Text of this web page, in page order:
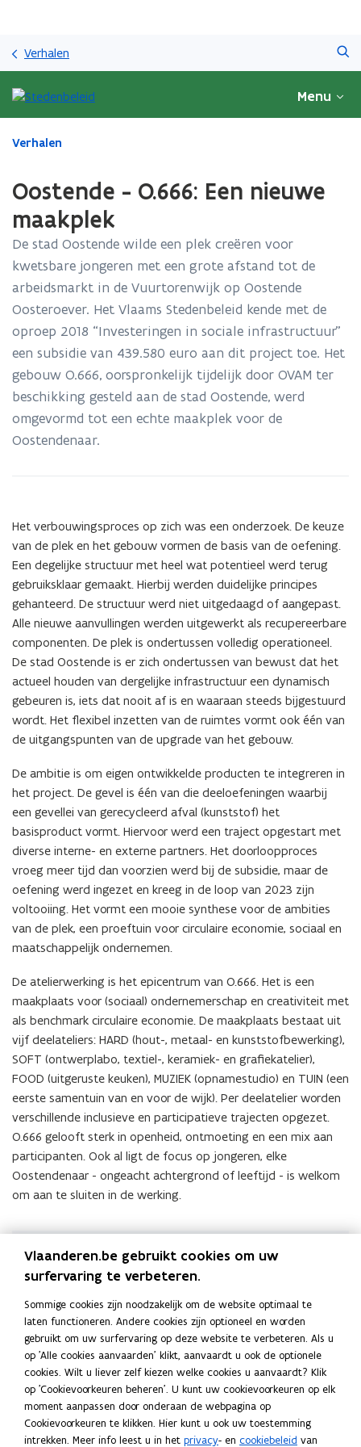
gaan
Verhalen
Menu
Gedaan
zich
op:
Oostende
O.666:
Een
nieuwe
Verhalen
Oostende - O.666: Een nieuwe
maakplek
De stad Oostende wilde een plek creëren voor
kwetsbare jongeren met een grote afstand tot de
arbeidsmarkt in de Vuurtorenwijk op Oostende
Oosteroever. Het Vlaams Stedenbeleid kende met de
oproep 2018 “Investeringen in sociale infrastructuur”
een subsidie van 439.580 euro aan dit project toe. Het
gebouw O.666, oorspronkelijk tijdelijk door OVAM ter
beschikking gesteld aan de stad Oostende, werd
omgevormd tot een echte maakplek voor de
Oostendenaar.
© tussengoed architectuur - stedenbouw
(Klik
op
voor
een
vergrote
weergave)
Het verbouwingsproces op zich was een onderzoek. De keuze
van de plek en het gebouw vormen de basis van de oefening.
Een degelijke structuur met heel wat potentieel werd terug
gebruiksklaar gemaakt. Hierbij werden duidelijke principes
gehanteerd. De structuur werd niet uitgedaagd of aangepast.
Alle nieuwe aanvullingen werden uitgewerkt als recupereerbare
componenten. De plek is ondertussen volledig operationeel.
De stad Oostende is er zich ondertussen van bewust dat het
actueel houden van dergelijke infrastructuur een dynamisch
gebeuren is, iets dat nooit af is en waaraan steeds bijgestuurd
wordt. Het flexibel inzetten van de ruimtes vormt ook één van
de uitgangspunten van de upgrade van het gebouw.
De ambitie is om eigen ontwikkelde producten te integreren in
het project. De gevel is één van die deeloefeningen waarbij
een gevellei van gerecycleerd afval (kunststof) het
basisproduct vormt. Hiervoor werd een traject opgestart met
diverse interne- en externe partners. Het doorloopproces
vroeg meer tijd dan voorzien werd bij de subsidie, maar de
oefening werd ingezet en kreeg in de loop van 2023 zijn
voltooiing. Het vormt een mooie synthese voor de ambities
van de plek, een proeftuin voor circulaire economie, sociaal en
maatschappelijk ondernemen.
De atelierwerking is het epicentrum van O.666. Het is een
maakplaats voor (sociaal) ondernemerschap en creativiteit met
als benchmark circulaire economie. De maakplaats bestaat uit
vijf deelateliers: HARD (hout-, metaal- en kunststofbewerking),
SOFT (ontwerplabo, textiel-, keramiek- en grafiekatelier),
FOOD (uitgeruste keuken), MUZIEK (opnamestudio) en TUIN (een
eerste samentuin van en voor de wijk). Per deelatelier worden
verschillende inclusieve en participatieve trajecten opgezet.
O.666 gelooft sterk in openheid, ontmoeting en een mix aan
participanten. Ook al ligt de focus op jongeren, elke
Oostendenaar - ongeacht achtergrond of leeftijd - is welkom
om aan te sluiten in de werking.
opent
nieuw
vensterDeel deze pagina
L
i
n
k
K
o
p
i
Vlaanderen.be gebruikt cookies om uw
surfervaring te verbeteren.
Sommige cookies zijn noodzakelijk om de website optimaal te
laten functioneren. Andere cookies zijn optioneel en worden
gebruikt om uw surfervaring op deze website te verbeteren. Als u
op 'Alle cookies aanvaarden' klikt, aanvaardt u ook de optionele
cookies. Wilt u liever zelf kiezen welke cookies u aanvaardt? Klik
op 'Cookievoorkeuren beheren'. U kunt uw cookievoorkeuren op elk
moment aanpassen door onderaan de webpagina op
Cookievoorkeuren te klikken. Hier kunt u ook uw toestemming
intrekken. Meer info leest u in het privacy- en cookiebeleid van